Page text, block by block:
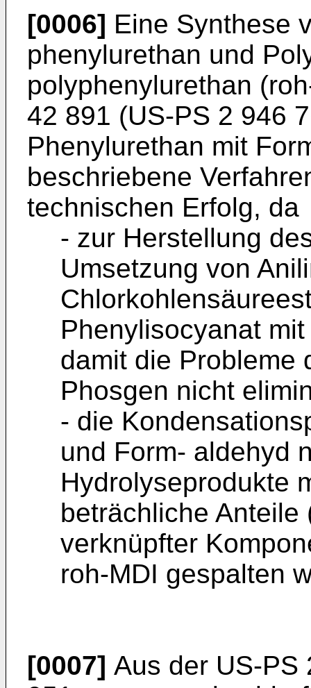
[0006] Eine Synthese
phenylurethan und
polyphenylurethan
42 891 (US-PS 2 946
Phenylurethan mit
beschriebene
technischen Erfolg, da
- zur Herstellung
Umsetzung von
Phenylisocyanat
damit die Probleme
Phosgen nicht
- die
und Form- aldehyd
Hydrolyseprodukte
beträchliche Anteile
verknüpfter
roh-MDI gespalten
[0007] Aus der US-PS